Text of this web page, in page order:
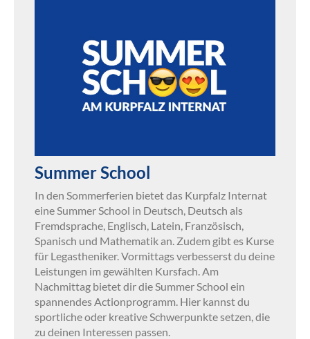
Summer School
In den Sommerferien bietet das Kurpfalz Internat
eine Summer School in Deutsch, Deutsch als
Fremdsprache, Englisch, Latein, Französisch,
Spanisch und Mathematik an. Zudem gibt es Kurse
für Legastheniker. Vormittags verbesserst du deine
Leistungen im gewählten Kursfach. Am
Nachmittag bietet dir die Summer School ein
spannendes Actionprogramm. Hier kannst du
sportliche oder kreative Schwerpunkte setzen, die
zu deinen Interessen passen.